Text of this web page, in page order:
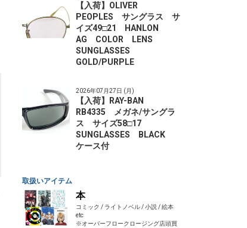
【入荷】OLIVER
PEOPLES サングラス サ
イズ49□21 HANLON
AG COLOR LENS
SUNGLASSES
GOLD/PURPLE
2026年07月27日 (月)
【入荷】RAY-BAN
RB4335 メガネ/サングラ
ス サイズ58□17
SUNGLASSES BLACK
ケース付
取扱いアイテム
本
コミック / ライトノベル / 小説 / 絵本
etc
※オーバーフロークロージング店頭買